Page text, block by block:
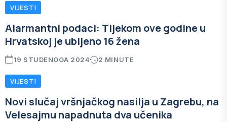
VIJESTI
Alarmantni podaci: Tijekom ove godine u
Hrvatskoj je ubijeno 16 žena
19 STUDENOGA 2024 2 MINUTE
VIJESTI
Novi slučaj vršnjačkog nasilja u Zagrebu, na
Velesajmu napadnuta dva učenika